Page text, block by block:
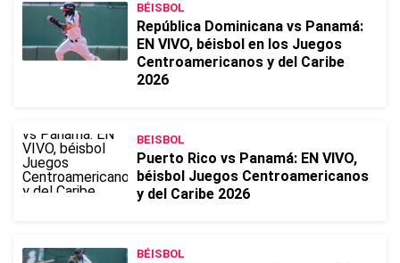
BÉISBOL
República Dominicana vs Panamá:
EN VIVO, béisbol en los Juegos
Centroamericanos y del Caribe
2026
BEISBOL
Puerto Rico vs Panamá: EN VIVO,
béisbol Juegos Centroamericanos
y del Caribe 2026
BÉISBOL